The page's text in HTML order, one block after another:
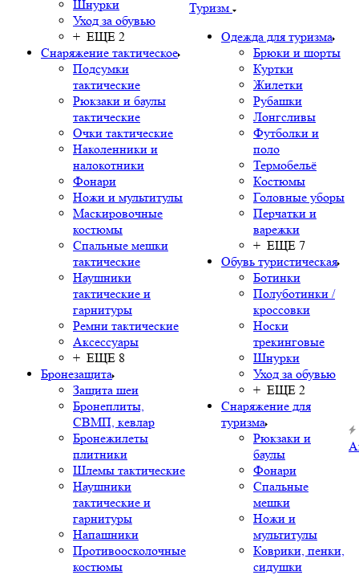
Шнурки
Уход за обувью
+ ЕЩЕ 2
Снаряжение тактическое
Подсумки
тактические
Рюкзаки и баулы
тактические
Очки тактические
Наколенники и
налокотники
Фонари
Ножи и мультитулы
Маскировочные
костюмы
Спальные мешки
тактические
Наушники
тактические и
гарнитуры
Ремни тактические
Аксессуары
+ ЕЩЕ 8
Бронезащита
Защита шеи
Бронеплиты,
СВМП, кевлар
Бронежилеты
плитники
Шлемы тактические
Наушники
тактические и
гарнитуры
Напашники
Противоосколочные
костюмы
Туризм
Одежда для туризма
Брюки и шорты
Куртки
Жилетки
Рубашки
Лонгсливы
Футболки и
поло
Термобельё
Костюмы
Головные уборы
Перчатки и
варежки
+ ЕЩЕ 7
Обувь туристическая
Ботинки
Полуботинки /
кроссовки
Носки
трекинговые
Шнурки
Уход за обувью
+ ЕЩЕ 2
Снаряжение для
туризма
Рюкзаки и
баулы
Фонари
Спальные
мешки
Ножи и
мультитулы
Коврики, пенки,
сидушки